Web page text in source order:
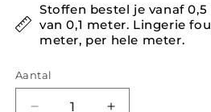
Stoffen bestel je vanaf
van 0,1 meter. Lingerie
meter, per hele meter.
Aantal